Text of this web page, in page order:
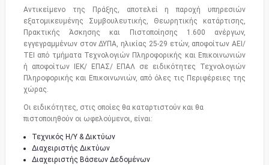
Αντικείμενο της Πράξης, αποτελεί η παροχή υπηρεσιών
εξατομικευμένης Συμβουλευτικής, Θεωρητικής κατάρτισης,
Πρακτικής Άσκησης και Πιστοποίησης 1.600 ανέργων,
εγγεγραμμένων στον ΔΥΠΑ, ηλικίας 25-29 ετών, αποφοίτων ΑΕΙ/
ΤΕΙ από τμήματα Τεχνολογιών Πληροφορικής και Επικοινωνιών
ή αποφοίτων ΙΕΚ/ ΕΠΑΣ/ ΕΠΑΛ σε ειδικότητες Τεχνολογιών
Πληροφορικής και Επικοινωνιών, από όλες τις Περιφέρειες της
χώρας.
Οι ειδικότητες, στις οποίες θα καταρτιστούν και θα
πιστοποιηθούν οι ωφελούμενοι, είναι:
Τεχνικός Η/Υ & Δικτύων
Διαχειριστής Δικτύων
Διαχειριστής Βάσεων Δεδομένων